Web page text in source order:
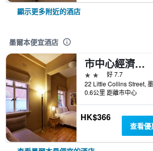
顯示更多附近的酒店
墨爾本便宜酒店
市中心經濟型酒店
2星級
好 7.7
0.6公里 距離市中心
HK$366
查看優